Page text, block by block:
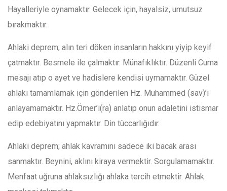
Hayalleriyle oynamaktır. Gelecek için, hayalsiz, umutsuz
bırakmaktır.
Ahlaki deprem; alın teri döken insanların hakkını yiyip keyif
çatmaktır. Besmele ile çalmaktır. Münafıklıktır. Düzenli Cuma
mesajı atıp o ayet ve hadislere kendisi uymamaktır. Güzel
ahlakı tamamlamak için gönderilen Hz. Muhammed (sav)’i
anlayamamaktır. Hz.Ömer’i(ra) anlatıp onun adaletini istismar
edip edebiyatını yapmaktır. Din tüccarlığıdır.
Ahlaki deprem; ahlak kavramını sadece iki bacak arası
sanmaktır. Beynini, aklını kiraya vermektir. Sorgulamamaktır.
Menfaat uğruna ahlaksızlığı ahlaka tercih etmektir. Ahlak